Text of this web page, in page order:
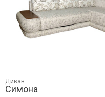
Диван
Симона